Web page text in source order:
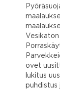
ovet
lukitus
puhdistus